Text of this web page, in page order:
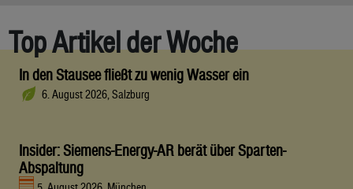
Top Artikel der Woche
In den Stausee fließt zu wenig Wasser ein
6. August 2026, Salzburg
Insider: Siemens-Energy-AR berät über Sparten-
Abspaltung